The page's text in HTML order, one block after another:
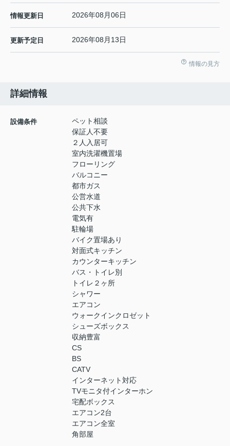
情報更新日 2026年08月06日
更新予定日 2026年08月13日
情報の見方
詳細情報
設備条件
ペット相談
保証人不要
２人入居可
室内洗濯機置場
フローリング
バルコニー
都市ガス
公営水道
公共下水
電気有
駐輪場
バイク置場あり
対面式キッチン
カウンターキッチン
バス・トイレ別
トイレ２ヶ所
シャワー
エアコン
ウォークインクロゼット
シューズボックス
収納豊富
CS
BS
CATV
インターネット対応
TVモニタ付インターホン
宅配ボックス
エアコン2台
エアコン全室
角部屋